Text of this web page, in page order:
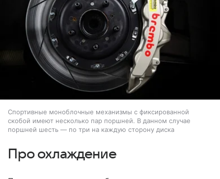
Спортивные моноблочные механизмы с фиксированной
скобой имеют несколько пар поршней. В данном случае
поршней шесть — по три на каждую сторону диска
Про охлаждение